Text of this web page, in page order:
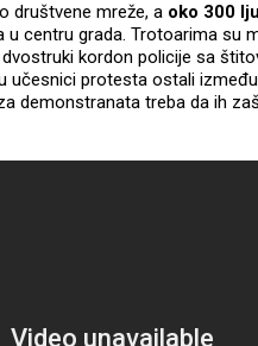
društvene mreže, a oko 300
u centru grada. Trotoarima su
kordon policije sa
učesnici protesta ostali
demonstranata treba da ih